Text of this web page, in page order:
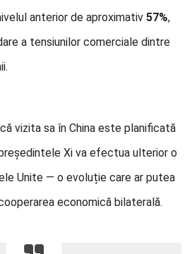
anterior de aproximativ 57%,
a tensiunilor comerciale dintre
vizita sa în China este planificată
Xi va efectua ulterior o
Unite — o evoluție care ar putea
economică bilaterală.